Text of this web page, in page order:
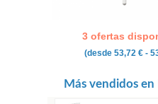
3 ofertas
(desde53,72 € -
Más vendidos en